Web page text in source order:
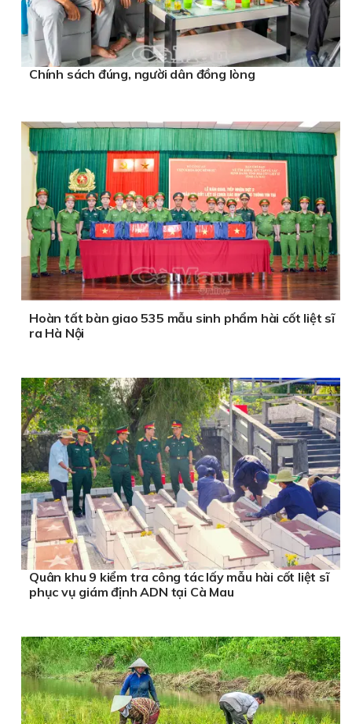
Chính sách đúng, người dân đồng lòng
Hoàn tất bàn giao 535 mẫu sinh phẩm hài cốt liệt sĩ
ra Hà Nội
Quân khu 9 kiểm tra công tác lấy mẫu hài cốt liệt sĩ
phục vụ giám định ADN tại Cà Mau